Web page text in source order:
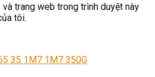
trang web trong trình duyệt này
tôi.